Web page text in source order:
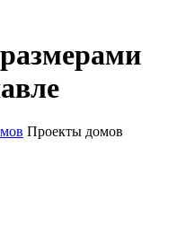
Проекты домов